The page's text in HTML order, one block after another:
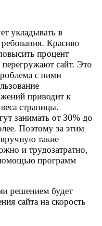
укладывать в
Красиво
процент
сайт. Это
с ними
приводит к
страницы.
занимать от 30% до
Поэтому за этим
такие
и трудозатратно,
программ
решением будет
сайта на скорость